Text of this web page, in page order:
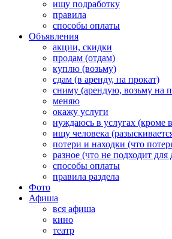
ищу подработку
правила
способы оплаты
Объявления
акции, скидки
продам (отдам)
куплю (возьму)
сдам (в аренду, на прокат)
сниму (арендую, возьму на
меняю
окажу услуги
нуждаюсь в услугах (кроме
ищу человека
потери и находки (что
разное (что не подходит для
способы оплаты
правила раздела
Фото
Афиша
вся афиша
кино
театр